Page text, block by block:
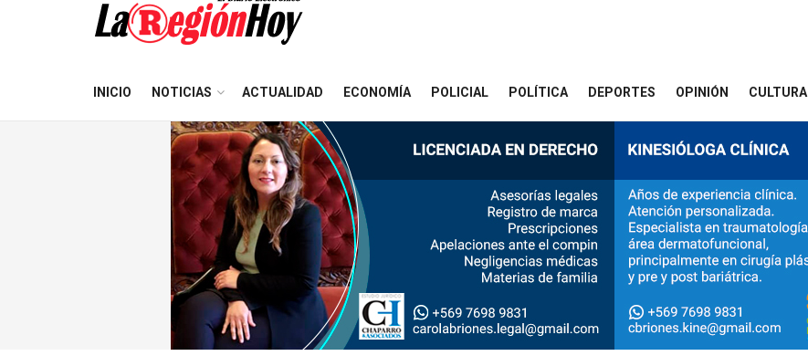
INICIO NOTICIAS ACTUALIDAD ECONOMÍA POLICIAL POLÍTICA DEPORTES OPINIÓN CULTURA